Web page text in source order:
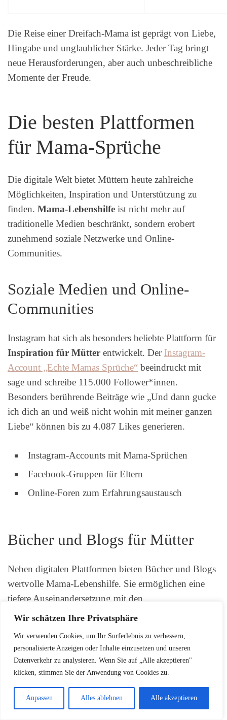
Wir schätzen Ihre Privatsphäre
Wir verwenden Cookies, um Ihr Surferlebnis zu verbessern,
personalisierte Anzeigen oder Inhalte einzusetzen und unseren
Datenverkehr zu analysieren. Wenn Sie auf „Alle akzeptieren"
klicken, stimmen Sie der Anwendung von Cookies zu.
Anpassen Alles ablehnen Alle akzeptieren
Die Reise einer Dreifach-Mama ist geprägt von Liebe,
Hingabe und unglaublicher Stärke. Jeder Tag bringt
neue Herausforderungen, aber auch unbeschreibliche
Momente der Freude.
Die besten Plattformen
für Mama-Sprüche
Die digitale Welt bietet Müttern heute zahlreiche
Möglichkeiten, Inspiration und Unterstützung zu
finden. Mama-Lebenshilfe ist nicht mehr auf
traditionelle Medien beschränkt, sondern erobert
zunehmend soziale Netzwerke und Online-
Communities.
Soziale Medien und Online-
Communities
Instagram hat sich als besonders beliebte Plattform für
Inspiration für Mütter entwickelt. Der Instagram-
Account „Echte Mamas Sprüche“ beeindruckt mit
sage und schreibe 115.000 Follower*innen.
Besonders berührende Beiträge wie „Und dann gucke
ich dich an und weiß nicht wohin mit meiner ganzen
Liebe“ können bis zu 4.087 Likes generieren.
Instagram-Accounts mit Mama-Sprüchen
Facebook-Gruppen für Eltern
Online-Foren zum Erfahrungsaustausch
Bücher und Blogs für Mütter
Neben digitalen Plattformen bieten Bücher und Blogs
wertvolle Mama-Lebenshilfe. Sie ermöglichen eine
tiefere Auseinandersetzung mit den
Herausforderungen und Freuden des Mutterseins.
Zitate helfen Müttern, sich gegenseitig zu unterstützen.